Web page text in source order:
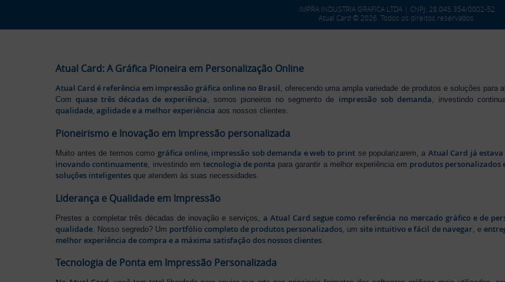
IMPRA INDUSTRIA GRAFICA LTDA | CNPJ: 28.045.354/0002-52
Atual Card © 2026. Todos os direitos reservados.
Atual Card: A Gráfica Pioneira em Personalização Online
Atual Card é referência em impressão gráfica online no Brasil, oferecendo uma ampla variedade de produtos e soluções para
Comquase três décadas de experiência, somos pioneiros no segmento de impressão sob demanda, investindo
qualidade, agilidade e a melhor experiência aos nossos clientes.
Pioneirismo e Inovação em Impressão personalizada
Muito antes de termos como gráfica online, impressão sob demanda e web to print se popularizarem, a Atual Card já
inovando continuamente , investindo em tecnologia de ponta para garantir a melhor experiência em produtos personalizados
soluções inteligentes que atendem às suas necessidades.
Liderança e Qualidade em Impressão
Prestes a completar três décadas de inovação e serviços,a Atual Card segue como referência no mercado gráfico e de
qualidade . Nosso segredo? Um portfólio completo de produtos personalizados , um site intuitivo e fácil de navegar , e
melhor experiência de compra e a máxima satisfação dos nossos clientes
Tecnologia de Ponta em Impressão Personalizada